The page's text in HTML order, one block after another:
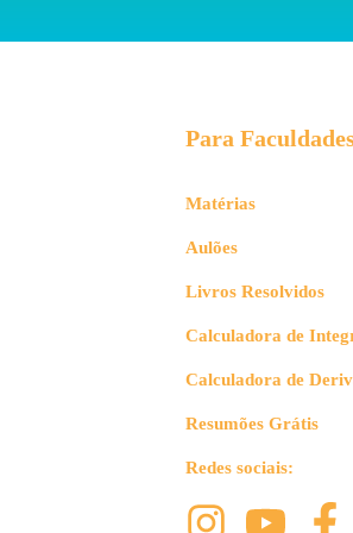
Para
Matérias
Aulões
Livros Resolvidos
Calculadora de
Calculadora de
Resumões Grátis
Redes sociais: